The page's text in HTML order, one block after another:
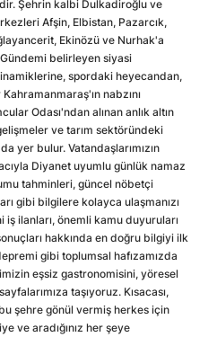
Şehrin kalbi Dulkadiroğlu ve
Afşin, Elbistan, Pazarcık,
Ekinözü ve Nurhak'a
belirleyen siyasi
spordaki heyecandan,
nabzını
Odası'ndan alınan anlık altın
ve tarım sektöründeki
yer bulur. Vatandaşlarımızın
Diyanet uyumlu günlük namaz
tahminleri, güncel nöbetçi
gibi bilgilere kolayca ulaşmanızı
iş ilanları, önemli kamu duyuruları
hakkında en doğru bilgiyi ilk
gibi toplumsal hafızamızda
eşsiz gastronomisini, yöresel
taşıyoruz. Kısacası,
şehre gönül vermiş herkes için
ve aradığınız her şeye